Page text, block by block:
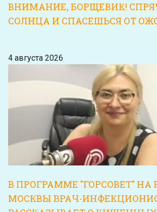
ВНИМАНИЕ, БОРЩЕВИК!
СОЛНЦА И СПАСЕШЬСЯ ОТ
4 августа 2026
В ПРОГРАММЕ "ГОРСОВЕТ" НА
МОСКВЫ ВРАЧ-